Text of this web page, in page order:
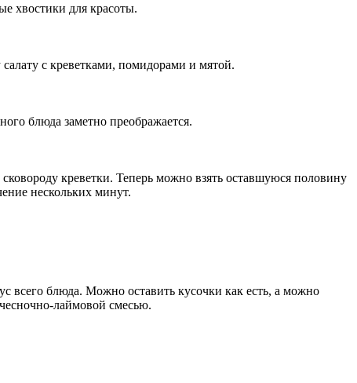
хвостики для красоты.
с креветками, помидорами и мятой.
блюда заметно преображается.
креветки. Теперь можно взять оставшуюся половину
нескольких минут.
всего блюда. Можно оставить кусочки как есть, а можно
лаймовой смесью.